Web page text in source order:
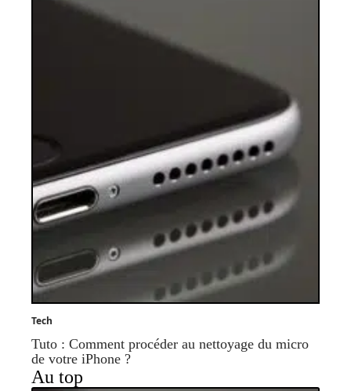
Tech
Tuto : Comment procéder au nettoyage du micro
de votre iPhone ?
Au top